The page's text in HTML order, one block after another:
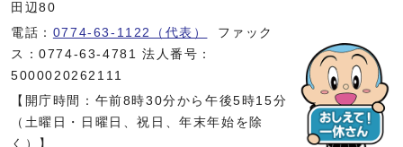
田辺80
電話： 0774-63-1122（代表）
ファック
ス：0774-63-4781 法人番号：
5000020262111
【開庁時間：午前8時30分から午後5時15分
（土曜日・日曜日、祝日、年末年始を除
く）】